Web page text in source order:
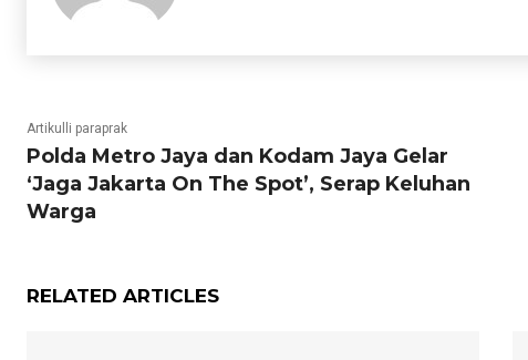
Artikulli paraprak
Polda Metro Jaya dan Kodam Jaya Gelar
‘Jaga Jakarta On The Spot’, Serap Keluhan
Warga
RELATED ARTICLES